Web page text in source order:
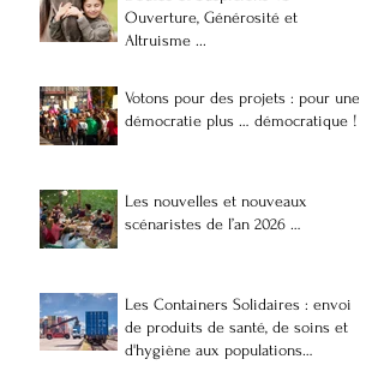
Ouverture, Générosité et
Altruisme ...
Votons pour des projets : pour une
démocratie plus … démocratique !
Les nouvelles et nouveaux
scénaristes de l’an 2026 …
Les Containers Solidaires : envoi
de produits de santé, de soins et
d'hygiène aux populations